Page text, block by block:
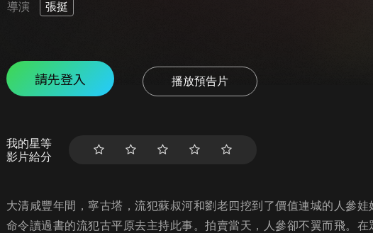
導演 張挺
請先登入 播放預告片
我的星等
影片給分
大清咸豐年間，寧古塔，流犯蘇叔河和劉老四挖到了價值連城的人參
命令讀過書的流犯古平原去主持此事。拍賣當天，人參卻不翼而飛。